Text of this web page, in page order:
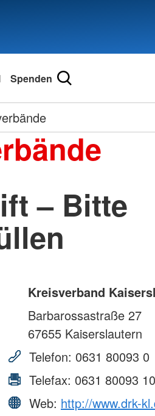
Spenden
– Bitte
Kreisverband
Barbarossastraße 27
67655 Kaiserslautern
Telefon: 0631 80093 0
Telefax: 0631 80093
Web: http://www.drk-